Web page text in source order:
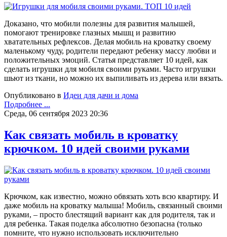
Доказано, что мобили полезны для развития малышей,
помогают тренировке глазных мышц и развитию
хватательных рефлексов. Делая мобиль на кроватку своему
маленькому чуду, родители передают ребенку массу любви и
положительных эмоций. Статья представляет 10 идей, как
сделать игрушки для мобиля своими руками. Часто игрушки
шьют из ткани, но можно их выпиливать из дерева или вязать.
Опубликовано в Идеи для дачи и дома
Подробнее ...
Среда, 06 сентября 2023 20:36
Как связать мобиль в кроватку
крючком. 10 идей своими руками
Крючком, как известно, можно обвязать хоть всю квартиру. И
даже мобиль на кроватку малыша! Мобиль, связанный своими
руками, – просто блестящий вариант как для родителя, так и
для ребенка. Такая поделка абсолютно безопасна (только
помните, что нужно использовать исключительно